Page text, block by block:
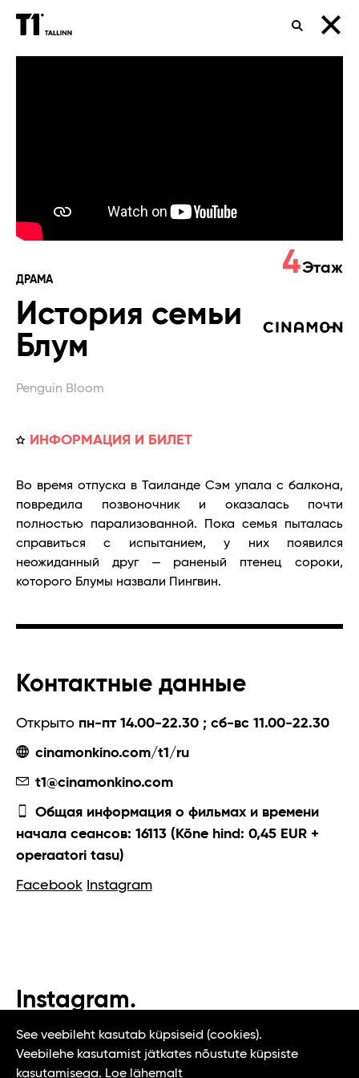
ПОИСК
ДРАМА
История семьи
Блум
Penguin Bloom
ИНФОРМАЦИЯ И БИЛЕТ
4Этаж
Во время отпуска в Таиланде Сэм упала с балкона,
повредила позвоночник и оказалась почти
полностью парализованной. Пока семья пыталась
справиться с испытанием, у них появился
неожиданный друг — раненый птенец сороки,
которого Блумы назвали Пингвин.
Контактные данные
Открыто пн-пт 14.00-22.30 ; сб-вс 11.00-22.30
cinamonkino.com/t1/ru
t1@cinamonkino.com
Общая информация о фильмах и времени
начала сеансов: 16113 (Kõne hind: 0,45 EUR +
operaatori tasu)
Facebook Instagram
Instagram.
#t1tallinn #tasteoftallinn
See veebileht kasutab küpsiseid (cookies).
Veebilehe kasutamist jätkates nõustute küpsiste
kasutamisega. Loe lähemalt